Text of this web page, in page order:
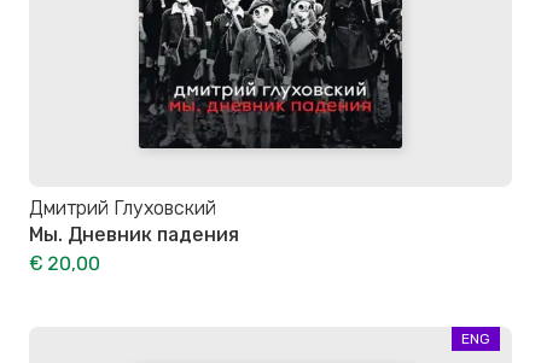
Дмитрий Глуховский
Мы. Дневник падения
€ 20,00
ENG